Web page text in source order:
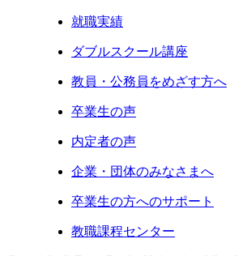
就職実績
ダブルスクール講座
教員・公務員をめざす方へ
卒業生の声
内定者の声
企業・団体のみなさまへ
卒業生の方へのサポート
教職課程センター